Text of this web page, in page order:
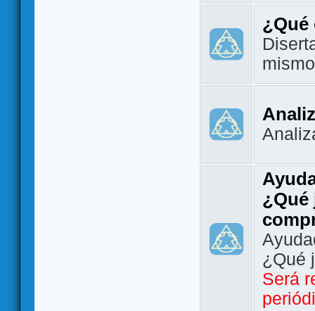
¿Qué
¿Qué
¿Qué
Será